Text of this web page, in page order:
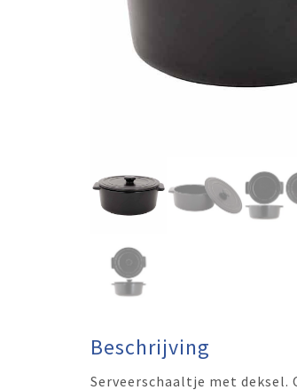
Beschrijving
Serveerschaaltje met deksel.